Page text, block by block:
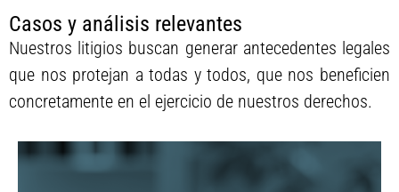
Casos y análisis relevantes
Nuestros litigios buscan generar antecedentes legales
que nos protejan a todas y todos, que nos beneficien
concretamente en el ejercicio de nuestros derechos.